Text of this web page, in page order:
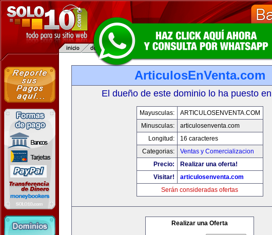
ArticulosEnVenta.com
El dueño de este dominio lo ha puesto
Mayusculas:
ARTICULOSENVENTA.COM
Minusculas:
articulosenventa.com
Longitud:
16 caracteres
Categorias:
Ventas y Comercializacion
Precio:
Realizar una oferta!
Visitar!
articulosenventa.com
Serán consideradas ofertas
Realizar una Oferta